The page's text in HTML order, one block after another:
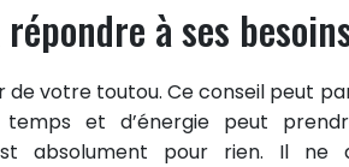
à ses
de votre toutou. Ce conseil peut
et d’énergie peut
absolument pour rien. Il